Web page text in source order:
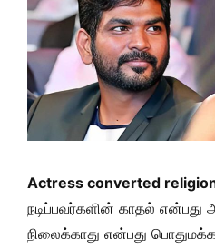
Actress converted
நடிப்பவர்களின் காதல் என்பது
நிலைக்காது என்பது